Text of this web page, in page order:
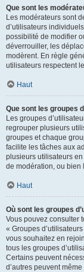
Que sont les
Les modérateurs sont
d’utilisateurs
possibilité de modifier
déverrouiller, les
modèrent. En règle
utilisateurs respectent
Haut
Que sont les groupes
Les groupes
regrouper plusieurs
groupes et chaque
facilite les tâches aux
plusieurs utilisateurs
de modération, ou bien
Haut
Où sont les groupes
Vous pouvez consulter
« Groupes
vous souhaitez en
tous les groupes
Certains peuvent
d’autres peuvent